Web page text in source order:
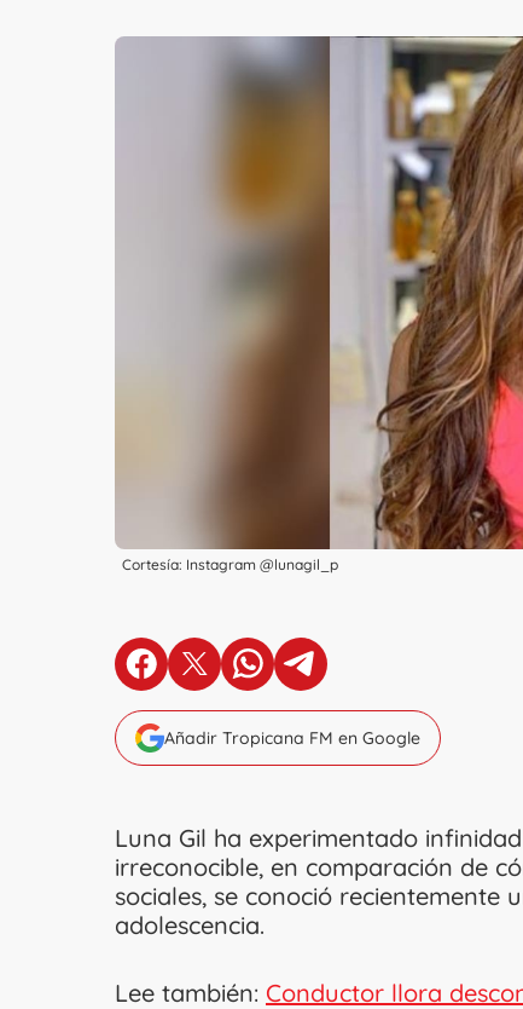
Cortesía: Instagram @lunagil_p
en Facebook
en X en Whatsapp
en Telegram
Añadir Tropicana FM en Google
Luna Gil ha experimentado
irreconocible, en comparación de
sociales, se conoció recientemente
adolescencia.
Lee también: Conductor llora